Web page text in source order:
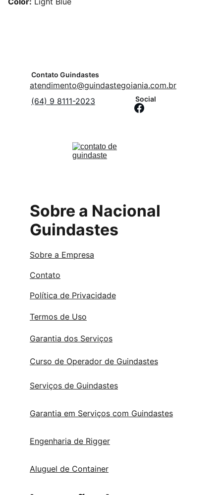
Contato Guindastes
(64) 9 8111-2023 Social
atendimento@guindastegoiania.com.br
Sobre a Nacional
Guindastes
Sobre a Empresa
Contato
Política de Privacidade
Termos de Uso
Garantia dos Serviços
Curso de Operador de Guindastes
Serviços de Guindastes
Garantia em Serviços com Guindastes
Engenharia de Rigger
Aluguel de Container